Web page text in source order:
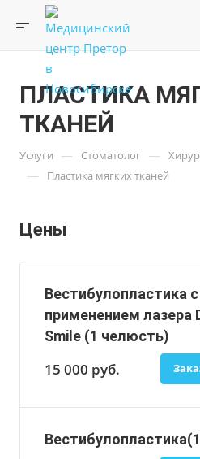
ПЛАСТИКА
ТКАНЕЙ
Услуги — Стоматолог —
— Пластика мягких тканей
Цены
Вестибулопластика с
применением лазера
Smile (1 челюсть)
15 000 руб.